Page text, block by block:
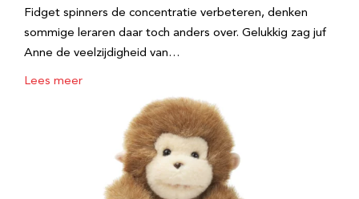
Fidget spinners de concentratie verbeteren, denken
sommige leraren daar toch anders over. Gelukkig zag juf
Anne de veelzijdigheid van…
Lees meer